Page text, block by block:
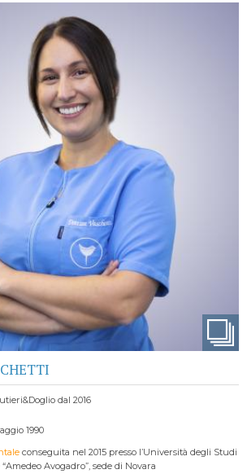
dal 2016
1990
conseguita nel 2015 presso l’Università degli Studi
Avogadro”, sede di Novara